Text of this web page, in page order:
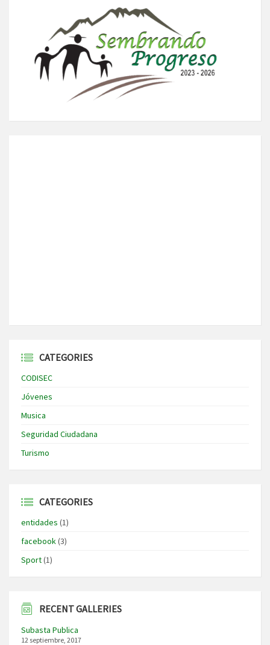
CATEGORIES
CODISEC
Jóvenes
Musica
Seguridad Ciudadana
Turismo
CATEGORIES
entidades (1)
facebook(3)
Sport(1)
RECENT GALLERIES
Subasta Publica
12 septiembre, 2017